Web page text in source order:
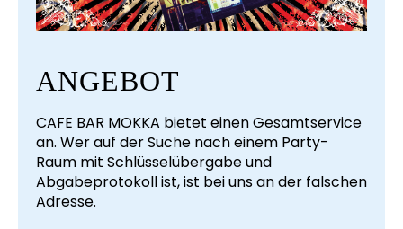
ANGEBOT
CAFE BAR MOKKA bietet einen Gesamtservice
an. Wer auf der Suche nach einem Party-
Raum mit Schlüsselübergabe und
Abgabeprotokoll ist, ist bei uns an der falschen
Adresse.